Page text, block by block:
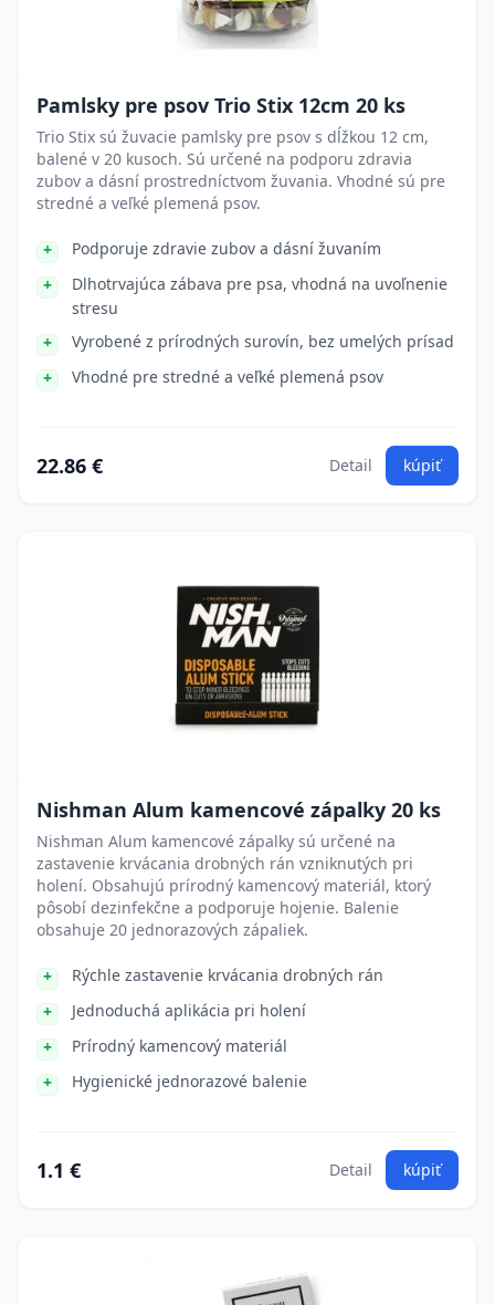
Pamlsky pre psov Trio Stix 12cm 20 ks
Trio Stix sú žuvacie pamlsky pre psov s dĺžkou 12 cm,
balené v 20 kusoch. Sú určené na podporu zdravia
zubov a dásní prostredníctvom žuvania. Vhodné sú pre
stredné a veľké plemená psov.
Podporuje zdravie zubov a dásní žuvaním
Dlhotrvajúca zábava pre psa, vhodná na uvoľnenie
stresu
Vyrobené z prírodných surovín, bez umelých prísad
Vhodné pre stredné a veľké plemená psov
22.86 € Detail kúpiť
Nishman Alum kamencové zápalky 20 ks
Nishman Alum kamencové zápalky sú určené na
zastavenie krvácania drobných rán vzniknutých pri
holení. Obsahujú prírodný kamencový materiál, ktorý
pôsobí dezinfekčne a podporuje hojenie. Balenie
obsahuje 20 jednorazových zápaliek.
Rýchle zastavenie krvácania drobných rán
Jednoduchá aplikácia pri holení
Prírodný kamencový materiál
Hygienické jednorazové balenie
1.1 € Detail kúpiť